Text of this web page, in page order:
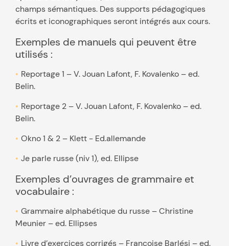
champs sémantiques. Des supports pédagogiques
écrits et iconographiques seront intégrés aux cours.
Exemples de manuels qui peuvent être
utilisés :
Reportage 1 – V. Jouan Lafont, F. Kovalenko – ed.
Belin.
Reportage 2 – V. Jouan Lafont, F. Kovalenko – ed.
Belin.
Okno 1 & 2 – Klett - Ed.allemande
Je parle russe (niv 1), ed. Ellipse
Exemples d’ouvrages de grammaire et
vocabulaire :
Grammaire alphabétique du russe – Christine
Meunier – ed. Ellipses
Livre d’exercices corrigés – Françoise Barlési – ed.